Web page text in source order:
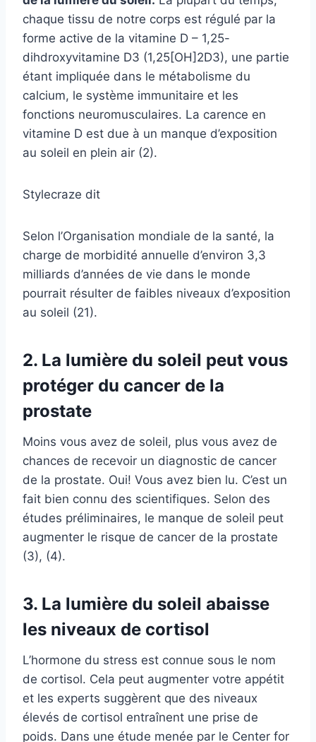
chaque tissu de notre corps est régulé par la
forme active de la vitamine D – 1,25-
dihdroxyvitamine D3 (1,25[OH]2D3), une partie
étant impliquée dans le métabolisme du
calcium, le système immunitaire et les
fonctions neuromusculaires. La carence en
vitamine D est due à un manque d’exposition
au soleil en plein air (2).
Stylecraze dit
Selon l’Organisation mondiale de la santé, la
charge de morbidité annuelle d’environ 3,3
milliards d’années de vie dans le monde
pourrait résulter de faibles niveaux d’exposition
au soleil (21).
2. La lumière du soleil peut vous
protéger du cancer de la
prostate
Moins vous avez de soleil, plus vous avez de
chances de recevoir un diagnostic de cancer
de la prostate. Oui! Vous avez bien lu. C’est un
fait bien connu des scientifiques. Selon des
études préliminaires, le manque de soleil peut
augmenter le risque de cancer de la prostate
(3), (4).
3. La lumière du soleil abaisse
les niveaux de cortisol
L’hormone du stress est connue sous le nom
de cortisol. Cela peut augmenter votre appétit
et les experts suggèrent que des niveaux
élevés de cortisol entraînent une prise de
poids. Dans une étude menée par le Center for